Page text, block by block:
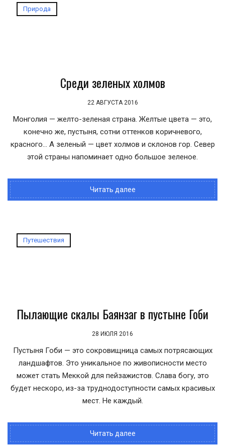
Природа
Среди зеленых холмов
22 АВГУСТА 2016
Монголия — желто-зеленая страна. Желтые цвета — это,
конечно же, пустыня, сотни оттенков коричневого,
красного... А зеленый — цвет холмов и склонов гор. Север
этой страны напоминает одно большое зеленое.
Читать далее
Путешествия
Пылающие скалы Баянзаг в пустыне Гоби
28 ИЮЛЯ 2016
Пустыня Гоби — это сокровищница самых потрясающих
ландшафтов. Это уникальное по живописности место
может стать Меккой для пейзажистов. Слава богу, это
будет нескоро, из-за труднодоступности самых красивых
мест. Не каждый.
Читать далее